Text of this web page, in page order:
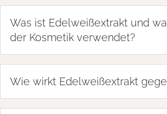
Was ist Edelweißextrakt und
der Kosmetik verwendet?
Wie wirkt Edelweißextrakt